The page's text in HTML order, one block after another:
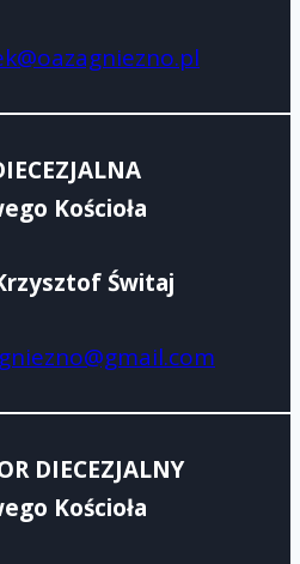
Kościoła
Świtaj
DIECEZJALNY
Kościoła